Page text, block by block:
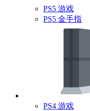
PS5 游戏
PS5 金手指
PS4 游戏